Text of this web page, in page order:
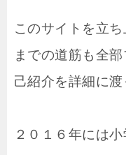
このサイトを立
までの道筋も全
己紹介を詳細に渡
２０１６年には小